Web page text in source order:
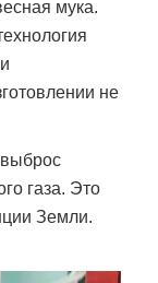
мука.
не
выброс
газа. Это
Земли.